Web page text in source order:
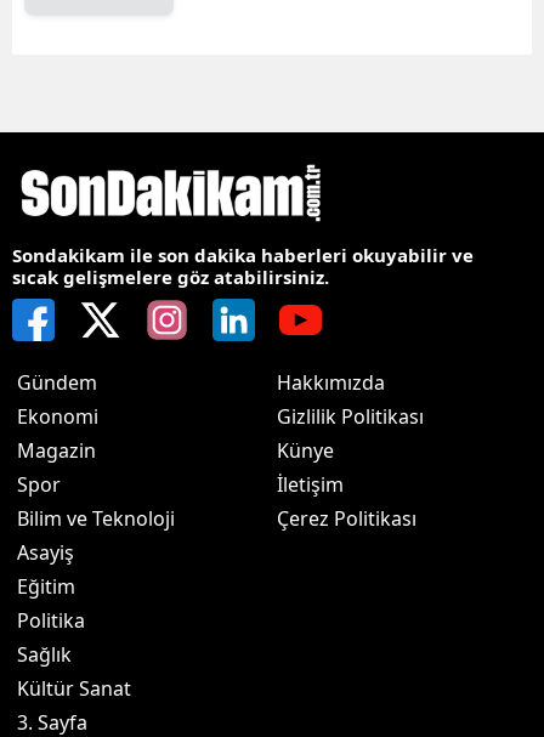
Sondakikam ile son dakika haberleri okuyabilir ve
sıcak gelişmelere göz atabilirsiniz.
Gündem
Ekonomi
Magazin
Spor
Bilim ve Teknoloji
Asayiş
Eğitim
Politika
Sağlık
Kültür Sanat
3. Sayfa
Hakkımızda
Gizlilik Politikası
Künye
İletişim
Çerez Politikası